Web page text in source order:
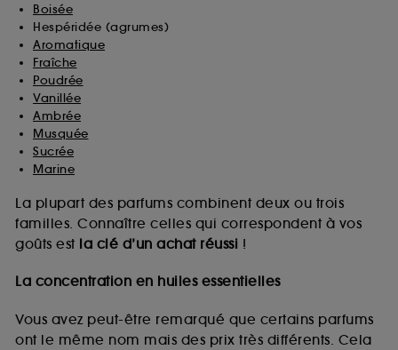
Boisée
Hespéridée (agrumes)
Aromatique
Fraîche
Poudrée
Vanillée
Ambrée
Musquée
Sucrée
Marine
La plupart des parfums combinent deux ou trois
familles. Connaître celles qui correspondent à vos
goûts est la clé d’un achat réussi !
La concentration en huiles essentielles
Vous avez peut-être remarqué que certains parfums
ont le même nom mais des prix très différents. Cela